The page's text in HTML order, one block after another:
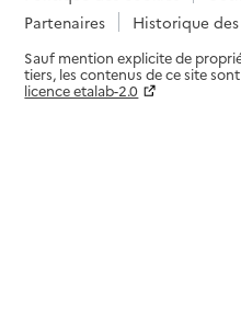
Partenaires
Historique
Sauf mention explicite de
tiers, les contenus de ce site
licence etalab-2.0